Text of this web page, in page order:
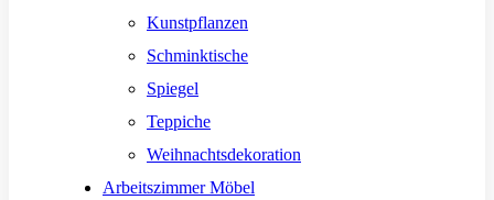
Kunstpflanzen
Schminktische
Spiegel
Teppiche
Weihnachtsdekoration
Arbeitszimmer Möbel